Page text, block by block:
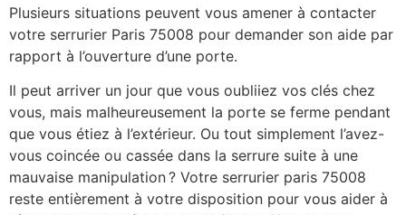
Plusieurs situations peuvent vous amener à contacter
votre serrurier Paris 75008 pour demander son aide par
rapport à l’ouverture d’une porte.
Il peut arriver un jour que vous oubliiez vos clés chez
vous, mais malheureusement la porte se ferme pendant
que vous étiez à l’extérieur. Ou tout simplement l’avez-
vous coincée ou cassée dans la serrure suite à une
mauvaise manipulation ? Votre serrurier paris 75008
reste entièrement à votre disposition pour vous aider à